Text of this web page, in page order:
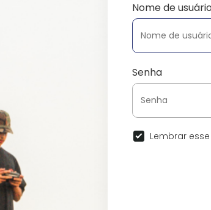
Nome de usuário
Senha
Lembrar